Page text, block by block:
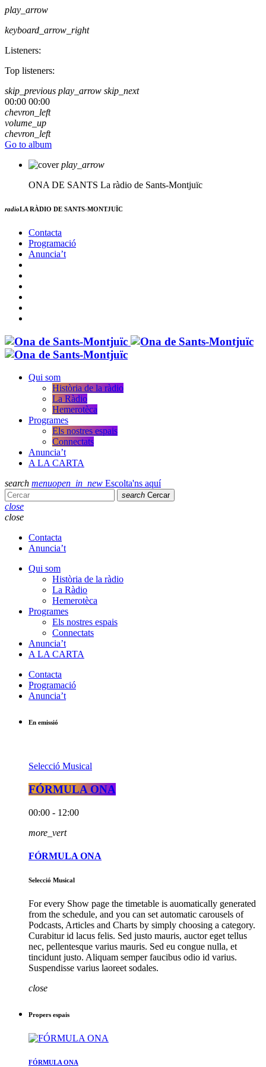
play_arrow
keyboard_arrow_right
Listeners:
Top listeners:
skip_previous play_arrow skip_next
00:00 00:00
chevron_left
volume_up
chevron_left
Go to album
play_arrow
ONA DE SANTS La ràdio de Sants-Montjuïc
radioLA RÀDIO DE SANTS-MONTJUÏC
Contacta
Programació
Anuncia’t
Qui som
Història de la ràdio
La Ràdio
Hemerotèca
Programes
Els nostres espais
Connectats
Anuncia’t
A LA CARTA
search menuopen_in_new Escolta'ns aquí
search Cercar
close
close
Contacta
Anuncia’t
Qui som
Història de la ràdio
La Ràdio
Hemerotèca
Programes
Els nostres espais
Connectats
Anuncia’t
A LA CARTA
Contacta
Programació
Anuncia’t
En emissió
Selecció Musical
FÓRMULA ONA
00:00 - 12:00
more_vert
FÓRMULA ONA
Selecció Musical
For every Show page the timetable is auomatically generated
from the schedule, and you can set automatic carousels of
Podcasts, Articles and Charts by simply choosing a category.
Curabitur id lacus felis. Sed justo mauris, auctor eget tellus
nec, pellentesque varius mauris. Sed eu congue nulla, et
tincidunt justo. Aliquam semper faucibus odio id varius.
Suspendisse varius laoreet sodales.
close
Propers espais
FÓRMULA ONA